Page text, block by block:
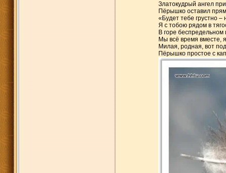
Златокудрый ангел
Пёрышко оставил
«Будет тебе грустно –
Я с тобою рядом в
В горе беспредельном
Мы всё время вместе,
Милая, родная, вот
Пёрышко простое с